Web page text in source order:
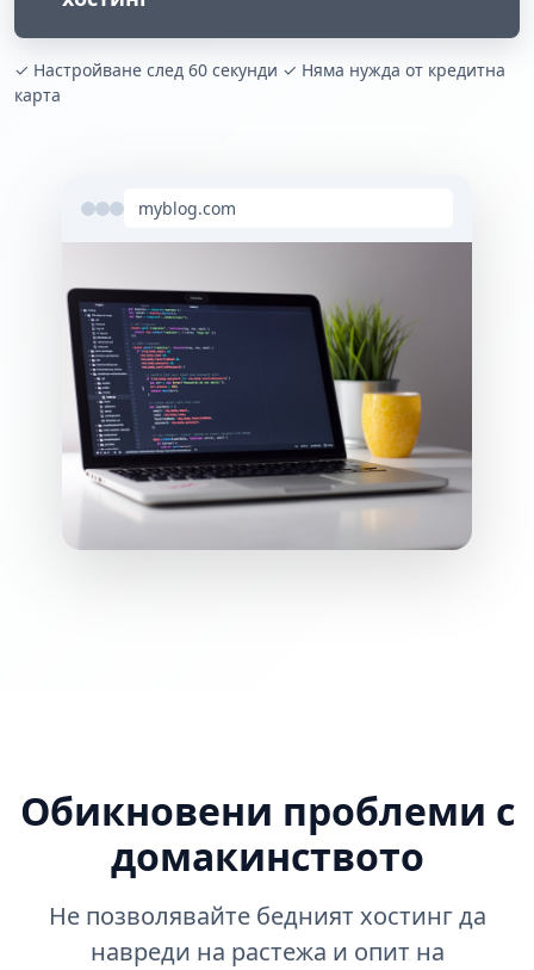
✓ Настройване след 60 секунди ✓ Няма нужда от кредитна
карта
myblog.com
Обикновени проблеми с
домакинството
Не позволявайте бедният хостинг да
навреди на растежа и опит на